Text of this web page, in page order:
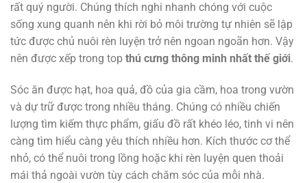
rất quý người. Chúng thích nghi nhanh chóng với cuộc
sống xung quanh nên khi rời bỏ môi trường tự nhiên sẽ lập
tức được chủ nuôi rèn luyện trở nên ngoan ngoãn hơn. Vậy
nên được xếp trong top thú cưng thông minh nhất thế giới.
Sóc ăn được hạt, hoa quả, đồ của gia cầm, hoa trong vườn
và dự trữ được trong nhiều tháng. Chúng có nhiều chiến
lượng tìm kiếm thực phẩm, giấu đồ rất khéo léo, tinh vi nên
càng tìm hiểu càng yêu thích nhiều hơn. Kích thước cơ thể
nhỏ, có thể nuôi trong lồng hoặc khi rèn luyện quen thoải
mái thả ngoài vườn tùy cách chăm sóc của mỗi nhà.